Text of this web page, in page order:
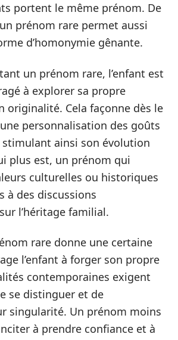
portent le même prénom. De
prénom rare permet aussi
d’homonymie gênante.
un prénom rare, l’enfant est
à explorer sa propre
originalité. Cela façonne dès le
personnalisation des goûts
ainsi son évolution
plus est, un prénom qui
culturelles ou historiques
à des discussions
l’héritage familial.
rare donne une certaine
l’enfant à forger son propre
contemporaines exigent
se distinguer et de
singularité. Un prénom moins
à prendre confiance et à